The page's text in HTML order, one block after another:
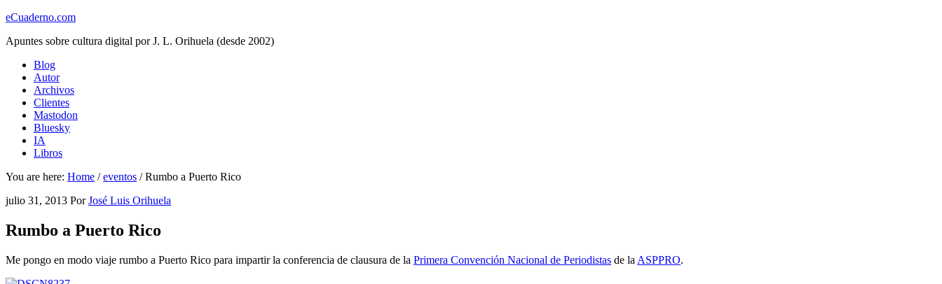
eCuaderno.com
Apuntes sobre cultura digital por J. L. Orihuela (desde 2002)
Blog
Autor
Archivos
Clientes
Mastodon
Bluesky
IA
Libros
You are here: Home / eventos /Rumbo a Puerto Rico
julio 31, 2013 PorJosé Luis Orihuela
Rumbo a Puerto Rico
Me pongo en modo viaje rumbo a Puerto Rico para impartir la conferencia de clausura de la Primera Convención Nacional de Periodistas de la ASPPRO.